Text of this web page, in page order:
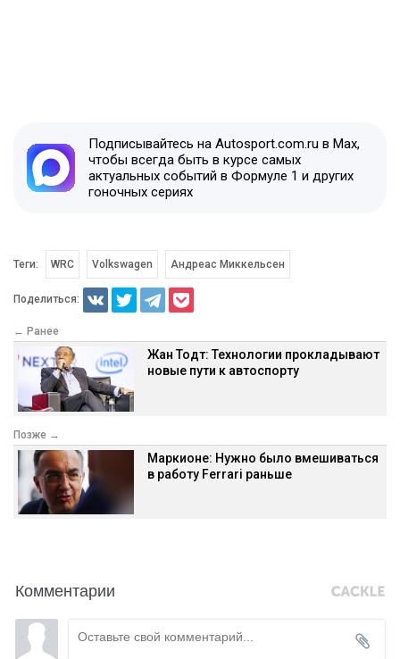
Подписывайтесь на Autosport.com.ru в Max,
чтобы всегда быть в курсе самых
актуальных событий в Формуле 1 и других
гоночных сериях
Теги: WRC Volkswagen Андреас Миккельсен
Поделиться:
← Ранее
Жан Тодт: Технологии прокладывают
новые пути к автоспорту
Позже →
Маркионе: Нужно было вмешиваться
в работу Ferrari раньше
Комментарии